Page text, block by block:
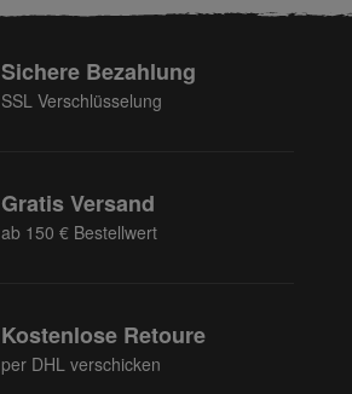
Sichere Bezahlung
SSL Verschlüsselung
Gratis Versand
ab 150 € Bestellwert
Kostenlose Retoure
per DHL verschicken